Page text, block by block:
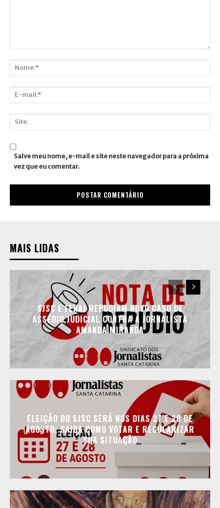
mail:*
Salve meu nome, e-mail e site neste navegador para a próxima
vez que eu comentar.
MAIS LIDAS
SJSC E FENAJ REPUDIAM NOVO CASO DE
ASSÉDIO JUDICIAL CONTRA A JORNALISTA
AMANDA MIRANDA
ELEIÇÃO DO SJSC SERÁ NOS DIAS 27 E 28 DE
AGOSTO; SAIBA COMO VOTAR E REGULARIZAR
SUA SITUAÇÃO